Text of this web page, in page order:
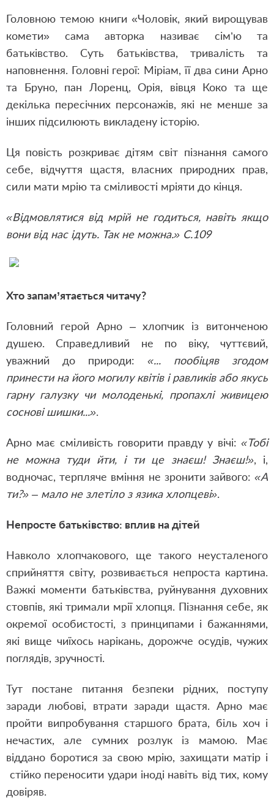
Головною темою книги «Чоловік, який вирощував
комети» сама авторка називає сім’ю та
батьківство.Суть батьківства, тривалість та
наповнення. Головні герої: Міріам, її два сини Арно
та Бруно, пан Лоренц, Орія, вівця Коко та ще
декілька пересічних персонажів, які не менше за
інших підсилюють викладену історію.
Ця повість розкриває дітям світ пізнання самого
себе, відчуття щастя, власних природних прав,
сили мати мрію та сміливості мріяти до кінця.
«Відмовлятися від мрій не годиться, навіть якщо
вони від нас ідуть. Так не можна.» С.109
Хто запам’ятається читачу?
Головний герой Арно – хлопчик із витонченою
душею. Справедливий не по віку, чуттєвий,
уважний до природи: «... пообіцяв згодом
принести на його могилу квітів і равликів або якусь
гарну галузку чи молоденькі, пропахлі живицею
соснові шишки...».
Арно має сміливість говорити правду у вічі: «Тобі
не можна туди йти, і ти це знаєш! Знаєш!», і,
водночас, терпляче вміння не зронити зайвого: «А
ти?» – мало не злетіло з язика хлопцеві».
Непросте батьківство: вплив на дітей
Навколо хлопчакового, ще такого неусталеного
сприйняття світу, розвивається непроста картина.
Важкі моменти батьківства, руйнування духовних
стовпів, які тримали мрії хлопця. Пізнання себе, як
окремої особистості, з принципами і бажаннями,
які вище чиїхось нарікань, дорожче осудів, чужих
поглядів, зручності.
Тут постане питання безпеки рідних, поступу
заради любові, втрати заради щастя. Арно має
пройти випробування старшого брата, біль хоч і
нечастих, але сумних розлук із мамою. Має
віддано боротися за свою мрію, захищати матір і
стійко переносити удари іноді навіть від тих, кому
довіряв.